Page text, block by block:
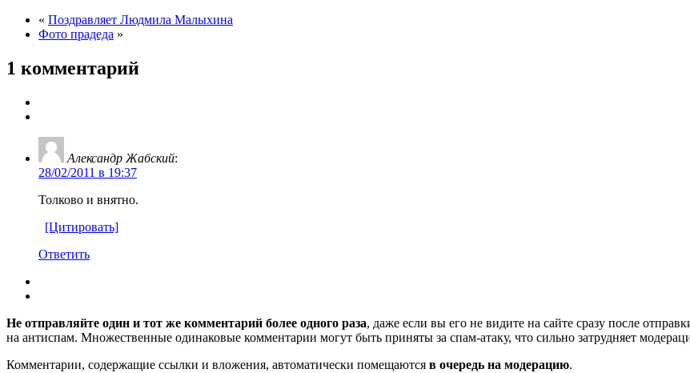
« Поздравляет Людмила Малыхина
Фото прадеда »
1 комментарий
Александр Жабский:
28/02/2011 в 19:37
Толково и внятно.
[Цитировать]
Ответить
Не отправляйте один и тот же комментарий более одного раза, даже если вы его не видите на сайте сразу после
на антиспам. Множественные одинаковые комментарии могут быть приняты за спам-атаку, что сильно затрудняет
Комментарии, содержащие ссылки и вложения, автоматически помещаются в очередь на модерацию.